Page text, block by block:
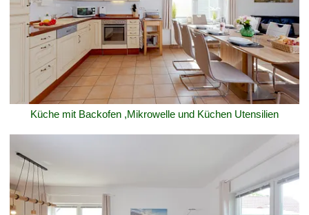
Küche mit Backofen ,Mikrowelle und Küchen Utensilien